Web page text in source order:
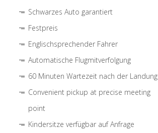
Schwarzes Auto garantiert
Festpreis
Englischsprechender Fahrer
Automatische Flugmitverfolgung
60 Minuten Wartezeit nach der Landung
Convenient pickup at precise meeting
point
Kindersitze verfügbar auf Anfrage